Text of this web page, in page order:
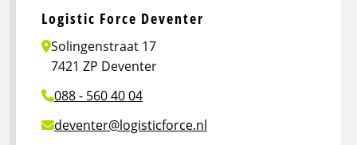
Logistic
Force
Den
Haag
Logistic Force Deventer
Solingenstraat 17
7421 ZP Deventer
088 - 560 40 04
deventer@logisticforce.nl